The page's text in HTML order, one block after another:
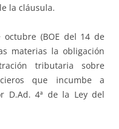
la cláusula.
(BOE del 14 de
materias la obligación
tributaria sobre
que incumbe a
D.Ad. 4ª de la Ley del